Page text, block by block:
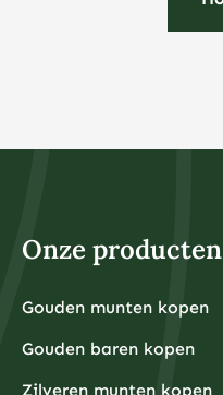
Onze producten
Gouden munten kopen
Gouden baren kopen
Zilveren munten kopen